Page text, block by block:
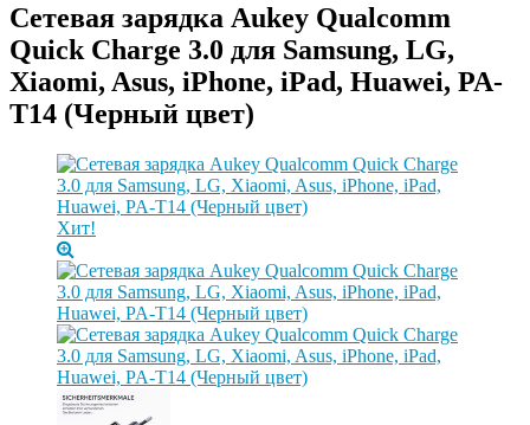
Сетевая зарядка Aukey Qualcomm
Quick Charge 3.0 для Samsung, LG,
Xiaomi, Asus, iPhone, iPad, Huawei, PA-
T14 (Черный цвет)
Хит!